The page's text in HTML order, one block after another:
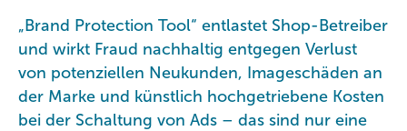
„Brand Protection Tool“ entlastet Shop-Betreiber
und wirkt Fraud nachhaltig entgegen Verlust
von potenziellen Neukunden, Imageschäden an
der Marke und künstlich hochgetriebene Kosten
bei der Schaltung von Ads – das sind nur eine